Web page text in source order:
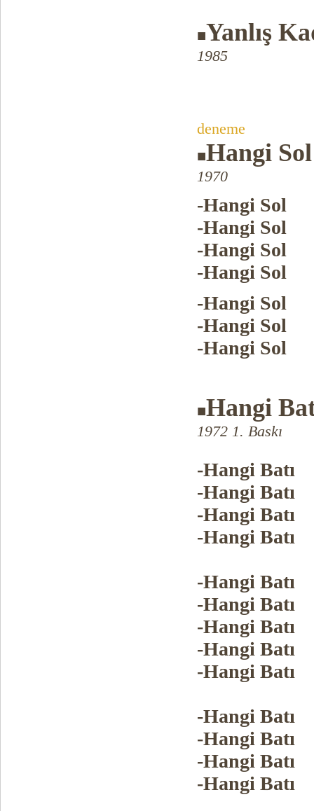
■Yanlış
1985
deneme
■Hangi Sol
1970
-Hangi Sol
-Hangi Sol
-Hangi Sol
-Hangi Sol
-Hangi Sol
-Hangi Sol
-Hangi Sol
■Hangi
1972 1. Baskı
-Hangi Batı
-Hangi Batı
-Hangi Batı
-Hangi Batı
-Hangi Batı
-Hangi Batı
-Hangi Batı
-Hangi Batı
-Hangi Batı
-Hangi Batı
-Hangi Batı
-Hangi Batı
-Hangi Batı